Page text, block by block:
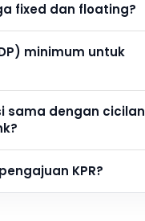
fixed dan floating?
minimum untuk
sama dengan cicilan
KPR?